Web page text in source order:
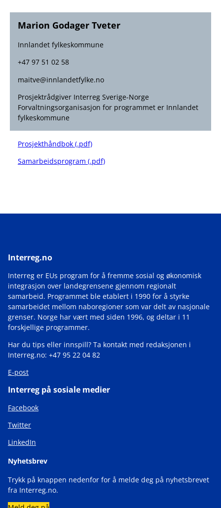
Marion Godager Tveter
Innlandet fylkeskommune
+47 97 51 02 58
maitve@innlandetfylke.no
Prosjektrådgiver Interreg Sverige-Norge
Forvaltningsorganisasjon for programmet er Innlandet
fylkeskommune
Prosjekthåndbok (.pdf)
Samarbeidsprogram (.pdf)
Interreg.no
Interreg er EUs program for å fremme sosial og økonomisk
integrasjon over landegrensene gjennom regionalt
samarbeid. Programmet ble etablert i 1990 for å styrke
samarbeidet mellom naboregioner som var delt av nasjonale
grenser. Norge har vært med siden 1996, og deltar i 11
forskjellige programmer.
Har du tips eller innspill? Ta kontakt med redaksjonen i
Interreg.no: +47 95 22 04 82
E-post
Interreg på sosiale medier
Facebook
Twitter
LinkedIn
Nyhetsbrev
Trykk på knappen nedenfor for å melde deg på nyhetsbrevet
fra Interreg.no.